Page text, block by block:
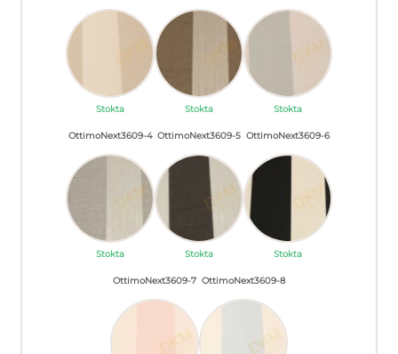
Stokta Stokta Stokta
OttimoNext3609-4
Stokta
OttimoNext3609-5
Stokta
OttimoNext3609-6
Stokta
OttimoNext3609-7 OttimoNext3609-8